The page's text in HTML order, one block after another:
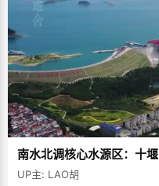
南水北调核心水源区：十堰
UP主: LAO胡